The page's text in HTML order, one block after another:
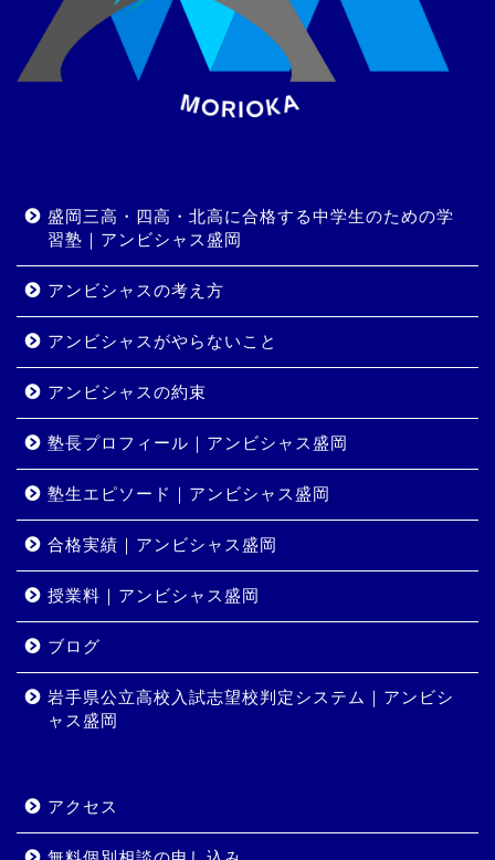
盛岡三高・四高・北高に合格する中学生のための学
習塾｜アンビシャス盛岡
アンビシャスの考え方
アンビシャスがやらないこと
アンビシャスの約束
塾長プロフィール｜アンビシャス盛岡
塾生エピソード｜アンビシャス盛岡
合格実績｜アンビシャス盛岡
授業料｜アンビシャス盛岡
ブログ
岩手県公立高校入試志望校判定システム｜アンビシ
ャス盛岡
アクセス
コース・料金
岩手県公立高校入試志望校
判定システム｜アンビシャ